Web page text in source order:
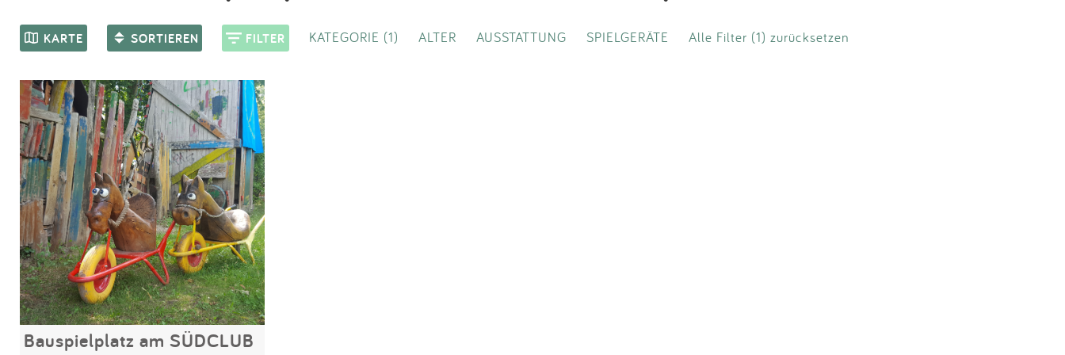
KARTE SORTIEREN FILTER KATEGORIE (1) ALTER AUSSTATTUNG SPIELGERÄTE Alle Filter (1) zurücksetzen
Bauspielplatz am SÜDCLUB